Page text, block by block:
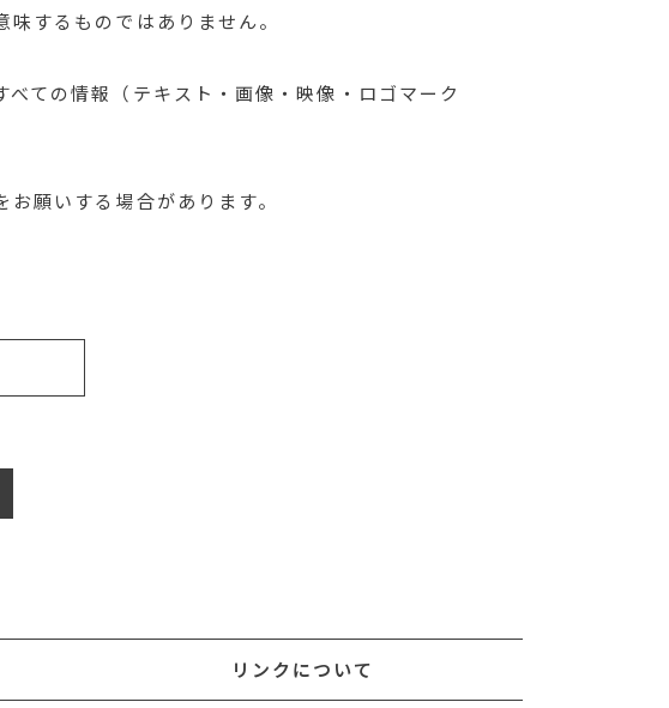
するものではありません。
ての情報（テキスト・画像・映像・ロゴマーク
願いする場合があります。
リンクについて